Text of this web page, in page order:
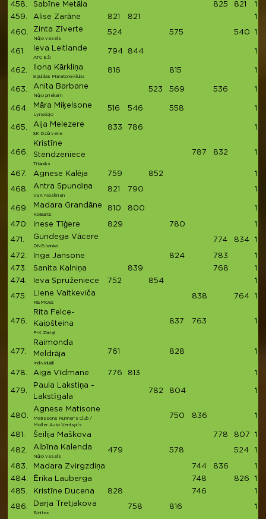
458.
Sabīne Metāla 825 821
459.
Alise Zarāne 821 821
460. Zinta Zīverte
Nūjo vesels
524 575 540
461. Ieva Leitlande
ATC Eži
794 844
462. Ilona Kārkliņa
Siguldas Maratona klubs
816 815
463. Anita Barbane
Nūjo priekam
523 569 536
464. Māra Miķelsone
Lynxdojo
516 546 558
465. Aija Melezere
SK Dzērvene
833 786
466.
Kristīne
Stendzeniece
Titāniks
787 832
467. Agnese Kalēja 759 852
468. Antra Spundiņa
VSK Noskrien
821 790
469. Madara Grandāne
KoBalts
810 800
470. Inese Tīģere 829 780
471. Gundega Vācere
DNB banka
774 834
472. Inga Jansone 824 783
473.
Sanita Kalniņa 839 768
474.
Ieva Spruženiece 752 854
475. Liene Vaitkeviča
REMOSS
838 764
476.
Rita Felce-
Kaipšteina
F-K Zariņi
837 763
477.
Raimonda
Meldrāja
Individuāli
761 828
478. Aiga Vīdmane 776 813
479.
Paula Lakstiņa -
Lakstīgala
782 804
480.
Agnese Matisone
Matissons Runner's Club /
Moller Auto Ventspils
750 836
481. Šeilija Maškova 778 807
482. Albīna Kalenda
Nūjo vesels
479 578 524
483. Madara Zvirgzdiņa 744 836
484.
Ērika Lauberga 748 826
485.
Kristīne Ducena 828 746
486. Darja Tretjakova
Binitex
758 816